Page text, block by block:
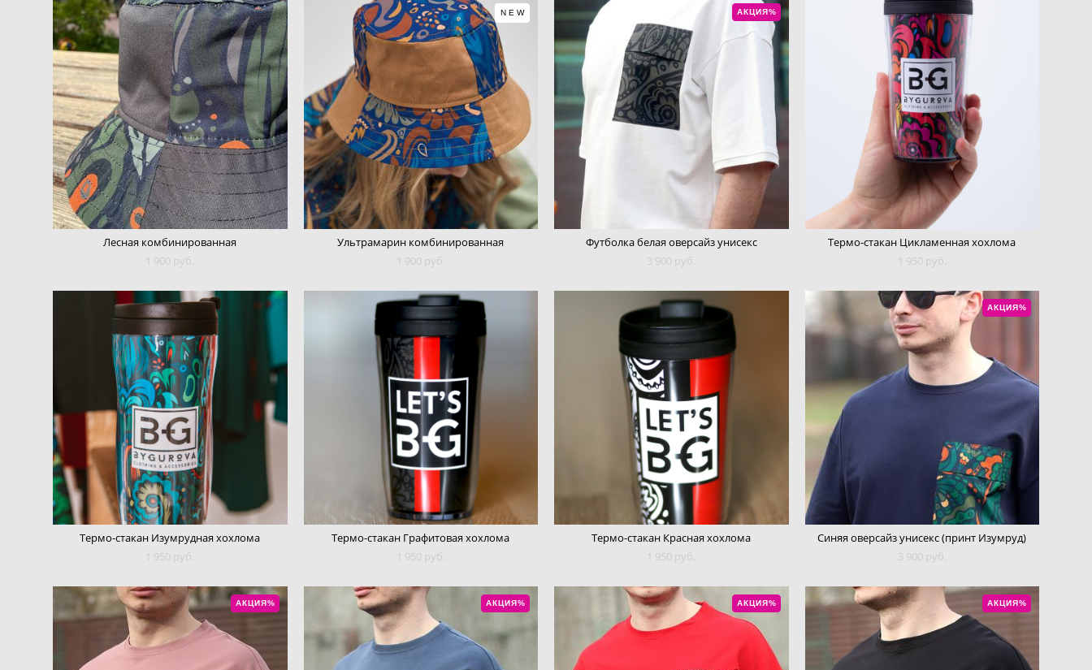
Лесная комбинированная
1 900 pуб.
NEW
Ультрамарин комбинированная
1 900 pуб.
АКЦИЯ%
Футболка белая оверсайз унисекс
3 900 pуб.
Термо-стакан Цикламенная хохлома
1 950 pуб.
Термо-стакан Изумрудная хохлома
1 950 pуб.
Термо-стакан Графитовая хохлома
1 950 pуб.
Термо-стакан Красная хохлома
1 950 pуб.
АКЦИЯ%
Синяя оверсайз унисекс (принт Изумруд)
3 900 pуб.
АКЦИЯ% АКЦИЯ% АКЦИЯ% АКЦИЯ%